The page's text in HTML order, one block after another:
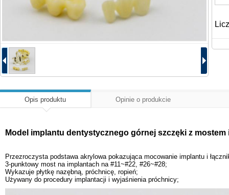
Opis produktu Opinie o produkcie
Model implantu dentystycznego górnej szczęki z mostem
Przezroczysta podstawa akrylowa pokazująca mocowanie implantu i
3-punktowy most na implantach na #11~#22, #26~#28;
Wykazuje płytkę nazębną, próchnicę, ropień;
Używany do procedury implantacji i wyjaśnienia próchnicy;